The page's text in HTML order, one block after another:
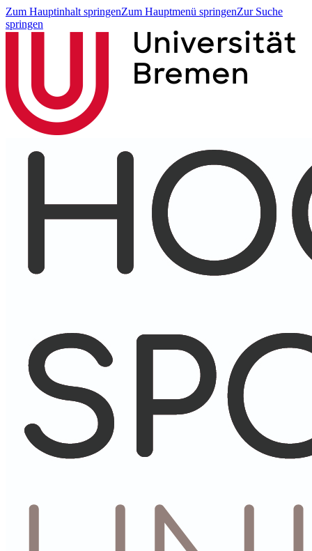
Zum Hauptinhalt springenZum Hauptmenü springenZur Suche
springen